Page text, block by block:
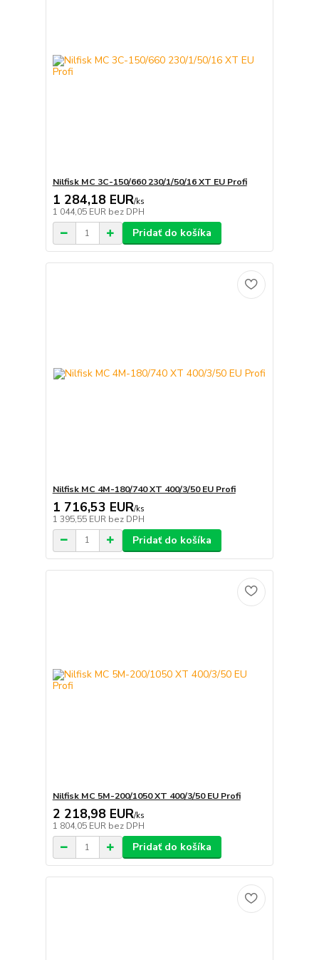
Nilfisk MC 3C-150/660 230/1/50/16 XT EU Profi
1 284,18 EUR/ks
1 044,05 EUR bez DPH
Pridať do košíka
Nilfisk MC 4M-180/740 XT 400/3/50 EU Profi
1 716,53 EUR/ks
1 395,55 EUR bez DPH
Pridať do košíka
Nilfisk MC 5M-200/1050 XT 400/3/50 EU Profi
2 218,98 EUR/ks
1 804,05 EUR bez DPH
Pridať do košíka